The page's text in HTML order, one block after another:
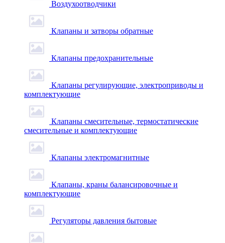
Воздухоотводчики
Клапаны и затворы обратные
Клапаны предохранительные
Клапаны регулирующие, электроприводы и
комплектующие
Клапаны смесительные, термостатические
смесительные и комплектующие
Клапаны электромагнитные
Клапаны, краны балансировочные и
комплектующие
Регуляторы давления бытовые